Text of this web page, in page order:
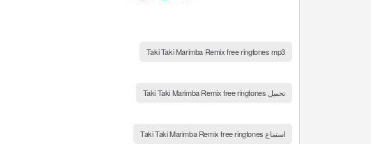
Taki Taki Marimba Remix free ringtones mp3
تحميل Taki Taki Marimba Remix free ringtones
استماع Taki Taki Marimba Remix free ringtones